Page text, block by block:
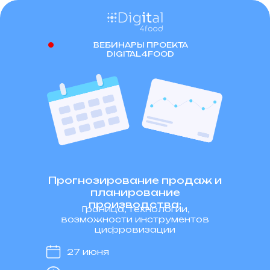
Прогнозирование продаж и
планирование
производства:
Граница, технологии,
возможности инструментов
цифровизации
ВЕБИНАРЫ ПРОЕКТА
DIGITAL4FOOD
27 июня